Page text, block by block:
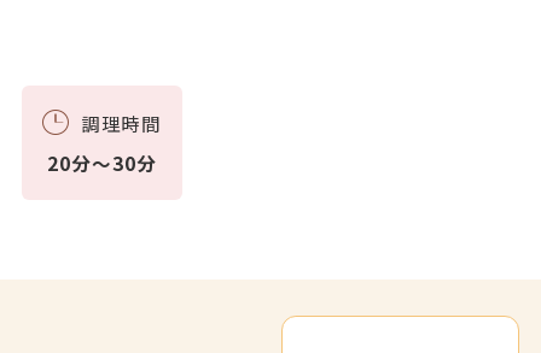
調理時間
20分～30分